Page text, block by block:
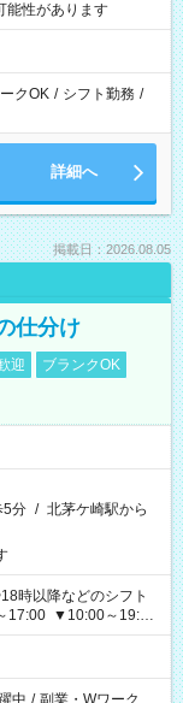
能性があります
クOK / シフト勤務 /
詳細へ
掲載日：2026.08.05
仕分け
迎
ブランクOK
5分 / 北茅ケ崎駅から
時以降などのシフト
17:00 ▼10:00～19:00
中 / 副業・Wワーク